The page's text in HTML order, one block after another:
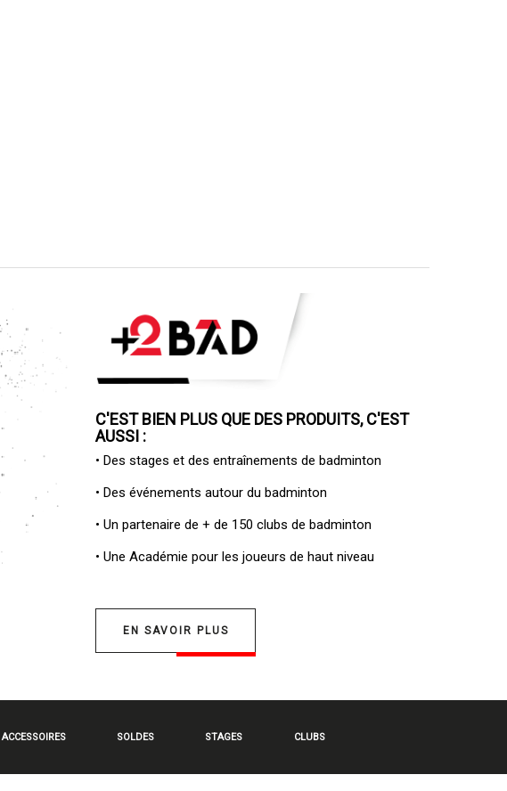
C'EST BIEN PLUS QUE DES PRODUITS, C'EST
AUSSI :
• Des stages et des entraînements de badminton
• Des événements autour du badminton
• Un partenaire de + de 150 clubs de badminton
• Une Académie pour les joueurs de haut niveau
EN SAVOIR PLUS
ACCESSOIRES SOLDES STAGES CLUBS